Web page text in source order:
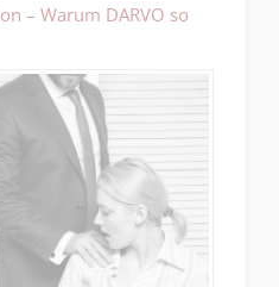
– Warum DARVO so